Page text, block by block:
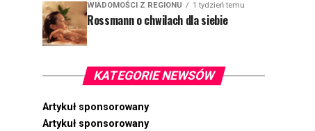
WIADOMOŚCI Z REGIONU 1 tydzień temu
Rossmann o chwilach dla siebie
KATEGORIE NEWSÓW
Artykuł sponsorowany
Artykuł sponsorowany